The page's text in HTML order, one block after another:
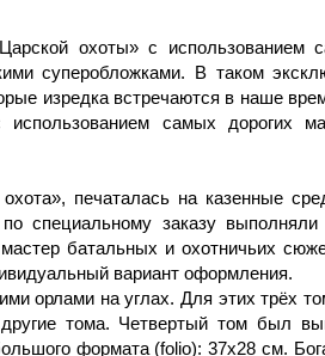
охоты» с использованием
суперобложками. В таком
изредка встречаются в наше
самых дорогих
печаталась на казенные
специальному заказу
батальных и охотничьих
вариант оформления.
орлами на углах. Для этих трёх
тома. Четвертый том был
формата (folio): 37х28 см.